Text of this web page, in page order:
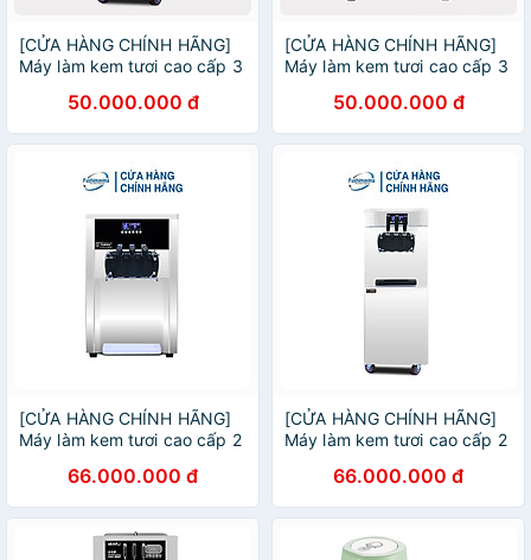
[CỬA HÀNG CHÍNH HÃNG]
Máy làm kem tươi cao cấp 3
50.000.000 đ
[CỬA HÀNG CHÍNH HÃNG]
Máy làm kem tươi cao cấp 3
50.000.000 đ
[CỬA HÀNG CHÍNH HÃNG]
Máy làm kem tươi cao cấp 2
66.000.000 đ
[CỬA HÀNG CHÍNH HÃNG]
Máy làm kem tươi cao cấp 2
66.000.000 đ